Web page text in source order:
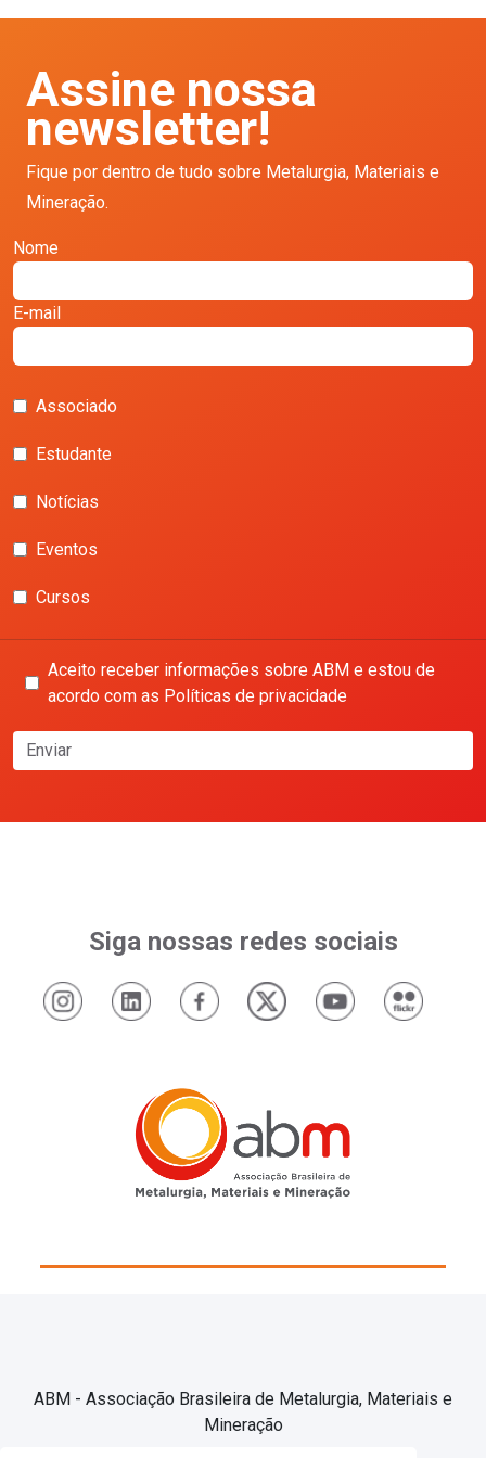
Assine nossa
newsletter!
Fique por dentro de tudo sobre Metalurgia, Materiais e
Mineração.
Nome
E-mail
Associado
Estudante
Notícias
Eventos
Cursos
Aceito receber informações sobre ABM e estou de
acordo com as Políticas de privacidade
Enviar
Siga nossas redes sociais
ABM - Associação Brasileira de Metalurgia, Materiais e
Mineração